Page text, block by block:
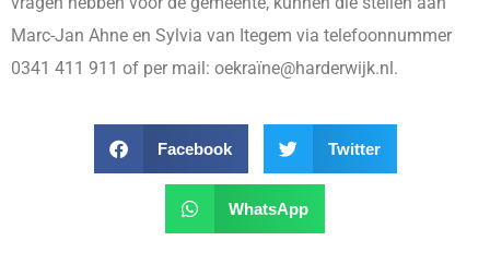
Marc-Jan Ahne en Sylvia van Itegem via telefoonnummer
0341 411 911 of per mail: oekraïne@harderwijk.nl.
Facebook Twitter
WhatsApp